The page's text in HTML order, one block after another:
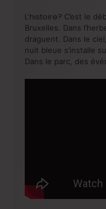
L’histoire? C’est le
Bruxelles. Dans
draguent. Dans le
nuit bleue s’installe
Dans le parc, des